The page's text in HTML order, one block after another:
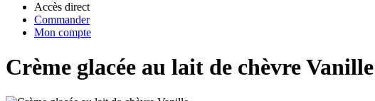
Accès direct
Commander
Mon compte
Crème glacée au lait de chèvre Vanille